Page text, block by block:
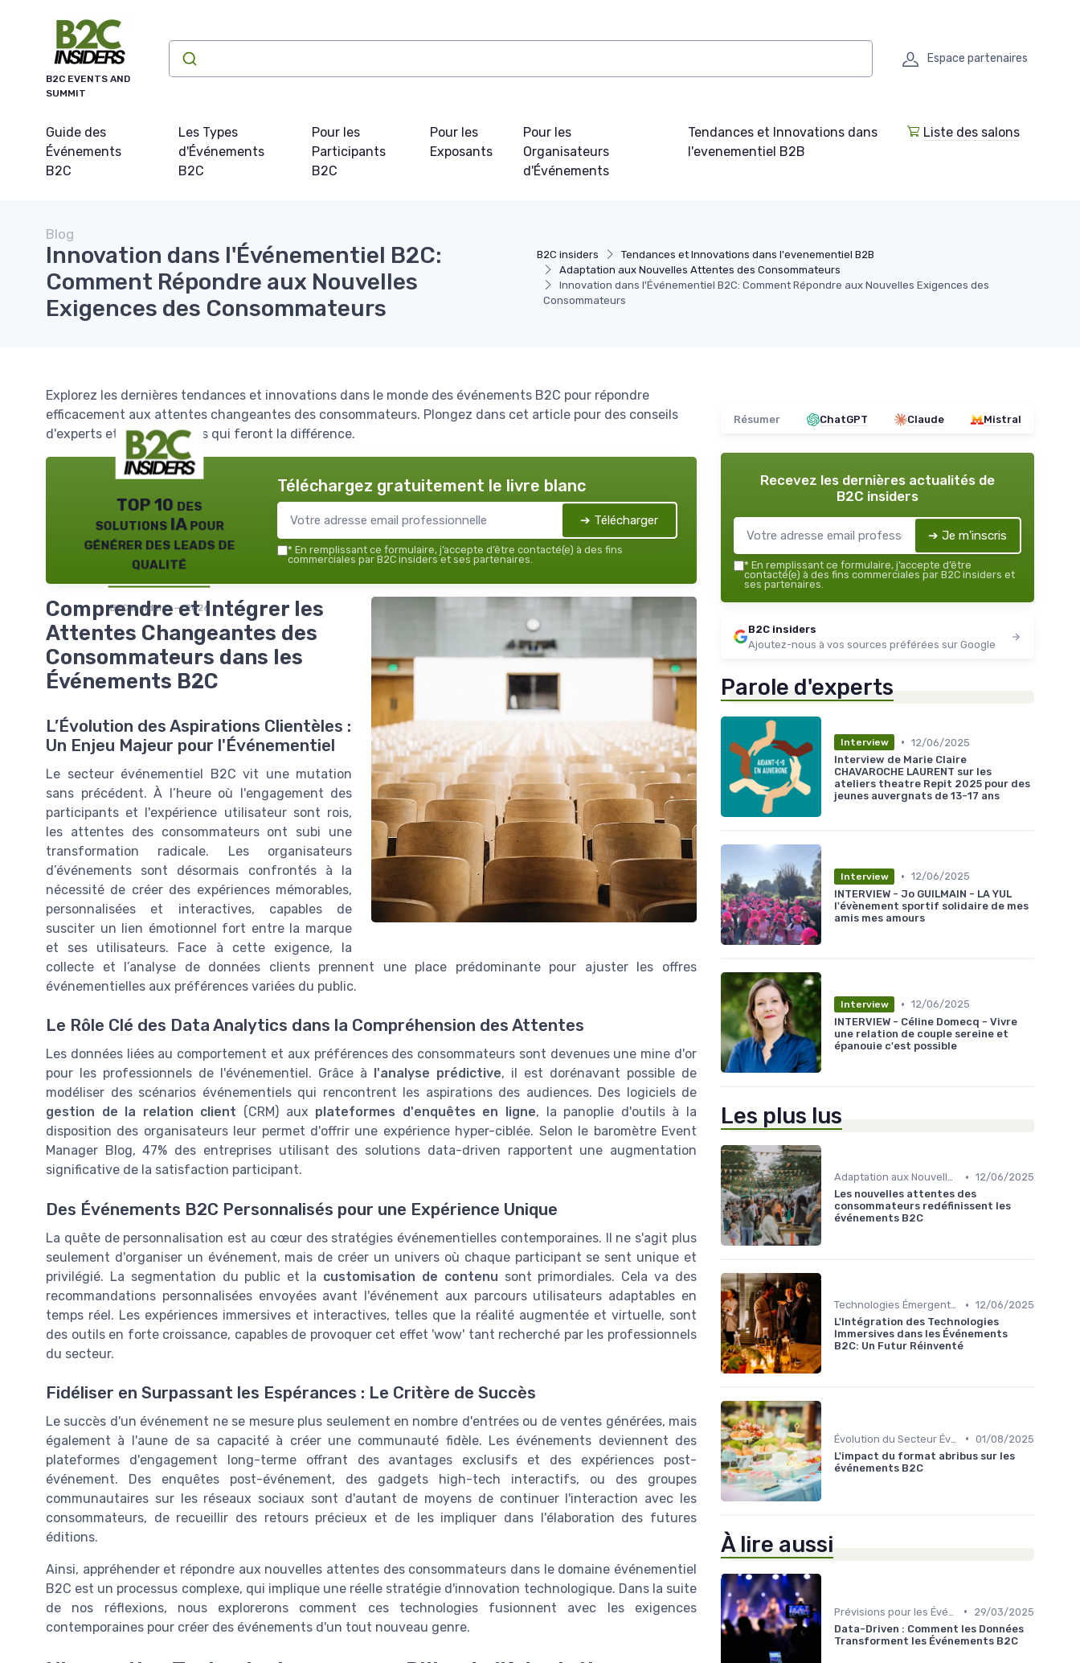
B2C EVENTS AND
SUMMIT
Espace partenaires
Guide des
Événements
B2C
Les Types
d'Événements
B2C
Pour les
Participants
B2C
Pour les
Exposants
Pour les
Organisateurs
d'Événements
Tendances et Innovations dans
l'evenementiel B2B
Liste des salons
B2C insiders
Tendances et Innovations dans l'evenementiel B2B
Adaptation aux Nouvelles Attentes des Consommateurs
Innovation dans l'Événementiel B2C: Comment Répondre aux Nouvelles Exigences des
Consommateurs
Blog
Innovation dans l'Événementiel B2C:
Comment Répondre aux Nouvelles
Exigences des Consommateurs
Explorez les dernières tendances et innovations dans le monde des événements B2C pour répondre
efficacement aux attentes changeantes des consommateurs. Plongez dans cet article pour des conseils
d'experts et des stratégies qui feront la différence.
TOP 10 des
solutions IA pour
générer des leads de
qualité
B2C insiders — 2026
Téléchargez gratuitement le livre blanc
➔ Télécharger
* En remplissant ce formulaire, j’accepte d’être contacté(e) à des fins
commerciales par B2C insiders et ses partenaires.
Comprendre et Intégrer les
Attentes Changeantes des
Consommateurs dans les
Événements B2C
L’Évolution des Aspirations Clientèles :
Un Enjeu Majeur pour l'Événementiel
Le secteur événementiel B2C vit une mutation
sans précédent. À l’heure où l'engagement des
participants et l'expérience utilisateur sont rois,
les attentes des consommateurs ont subi une
transformation radicale. Les organisateurs
d’événements sont désormais confrontés à la
nécessité de créer des expériences mémorables,
personnalisées et interactives, capables de
susciter un lien émotionnel fort entre la marque
et ses utilisateurs. Face à cette exigence, la
collecte et l’analyse de données clients prennent une place prédominante pour ajuster les offres
événementielles aux préférences variées du public.
Le Rôle Clé des Data Analytics dans la Compréhension des Attentes
Les données liées au comportement et aux préférences des consommateurs sont devenues une mine d'or
pour les professionnels de l'événementiel. Grâce à
l'analyse prédictive, il est dorénavant possible de
modéliser des scénarios événementiels qui rencontrent les aspirations des audiences. Des logiciels de
gestion de la relation client (CRM) aux plateformes d'enquêtes en ligne, la panoplie d'outils à la
disposition des organisateurs leur permet d'offrir une expérience hyper-ciblée. Selon le baromètre Event
Manager Blog, 47% des entreprises utilisant des solutions data-driven rapportent une augmentation
significative de la satisfaction participant.
Des Événements B2C Personnalisés pour une Expérience Unique
La quête de personnalisation est au cœur des stratégies événementielles contemporaines. Il ne s'agit plus
seulement d'organiser un événement, mais de créer un univers où chaque participant se sent unique et
privilégié. La segmentation du public et la customisation de contenu sont primordiales. Cela va des
recommandations personnalisées envoyées avant l'événement aux parcours utilisateurs adaptables en
temps réel. Les expériences immersives et interactives, telles que la réalité augmentée et virtuelle, sont
des outils en forte croissance, capables de provoquer cet effet 'wow' tant recherché par les professionnels
du secteur.
Fidéliser en Surpassant les Espérances : Le Critère de Succès
Le succès d'un événement ne se mesure plus seulement en nombre d'entrées ou de ventes générées, mais
également à l'aune de sa capacité à créer une communauté fidèle. Les événements deviennent des
plateformes d'engagement long-terme offrant des avantages exclusifs et des expériences post-
événement. Des enquêtes post-événement, des gadgets high-tech interactifs, ou des groupes
communautaires sur les réseaux sociaux sont d'autant de moyens de continuer l'interaction avec les
consommateurs, de recueillir des retours précieux et de les impliquer dans l'élaboration des futures
éditions.
Ainsi, appréhender et répondre aux nouvelles attentes des consommateurs dans le domaine événementiel
B2C est un processus complexe, qui implique une réelle stratégie d'innovation technologique. Dans la suite
de nos réflexions, nous explorerons comment ces technologies fusionnent avec les exigences
contemporaines pour créer des événements d'un tout nouveau genre.
Résumer ChatGPT Claude Mistral
Recevez les dernières actualités de
B2C insiders
➔ Je m'inscris
* En remplissant ce formulaire, j’accepte d’être
contacté(e) à des fins commerciales par B2C insiders et
ses partenaires.
B2C insiders
Ajoutez-nous à vos sources préférées sur Google
Parole d'experts
Interview • 12/06/2025
Interview de Marie Claire
CHAVAROCHE LAURENT sur les
ateliers theatre Repit 2025 pour des
jeunes auvergnats de 13-17 ans
Interview • 12/06/2025
INTERVIEW - Jo GUILMAIN - LA YUL
l'évènement sportif solidaire de mes
amis mes amours
Interview • 12/06/2025
INTERVIEW - Céline Domecq - Vivre
une relation de couple sereine et
épanouie c'est possible
Les plus lus
Adaptation aux Nouvelles Attentes des Consommateurs • 12/06/2025
Les nouvelles attentes des
consommateurs redéfinissent les
événements B2C
Technologies Émergentes • 12/06/2025
L'Intégration des Technologies
Immersives dans les Événements
B2C: Un Futur Réinventé
• 01/08/2025
L'impact du format abribus sur les
événements B2C
À lire aussi
•
29/03/2025
Data-Driven : Comment les Données
Transforment les Événements B2C